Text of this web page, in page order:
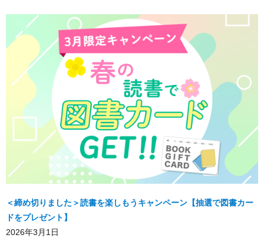
＜締め切りました＞読書を楽しもうキャンペーン【抽選で図書カー
ドをプレゼント】
2026年3月1日